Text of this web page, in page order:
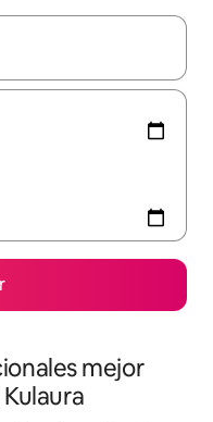
podrás navegar
mejor